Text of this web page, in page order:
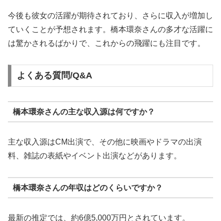
今後も彼女の活躍が期待されており、さらに収入が増加し
ていくことが予想されます。橋本環奈さんの多才な活躍に
は驚かされるばかりで、これからの飛躍にも注目です。
よくある質問/Q&A
橋本環奈さんの主な収入源は何ですか？
主な収入源はCM出演で、その他に映画やドラマの出演
料、雑誌の表紙やイベント出演などがあります。
橋本環奈さんの年収はどのくらいですか？
最新の推定では、約6億5,000万円とされています。